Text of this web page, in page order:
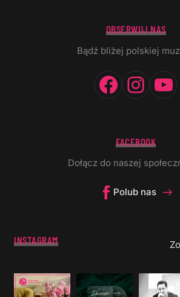
OBSERWUJ NAS
Bądź bliżej polskiej
FACEBOOK
Dołącz do naszej
Polub nas
INSTAGRAM